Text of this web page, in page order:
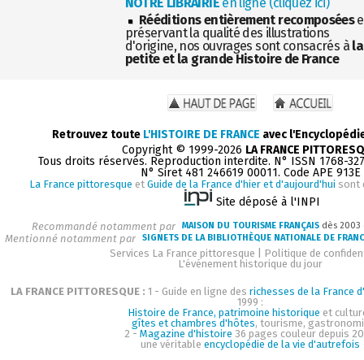
Rééditions entièrement recomposées
préservant la qualité des illustrations
d'origine, nos ouvrages sont consacrés à la
petite et la grande Histoire de France
Retrouvez toute L'HISTOIRE DE FRANCE avec
Copyright © 1999-2026 LA FRANCE
Tous droits réservés. Reproduction interdite. N° ISSN 1768-
N° Siret 481 246619 00011. Code APE 913E
La France pittoresque et Guide de la France d'hier et d'aujourd'hui sont
Site déposé à l'INPI
Recommandé notamment par MAISON DU TOURISME FRANÇAIS dès
Mentionné notamment par SIGNETS DE LA BIBLIOTHÈQUE NATIONALE DE
Services La France pittoresque
Politique de
L'événement historique du jour
LA FRANCE PITTORESQUE : 1 - Guide en ligne des richesses de la France
1999 :
Histoire de France, patrimoine historique et
gîtes et chambres d'hôtes, tourisme,
2 - Magazine d'histoire 36 pages couleur depuis
une véritable encyclopédie de la vie d'autrefois